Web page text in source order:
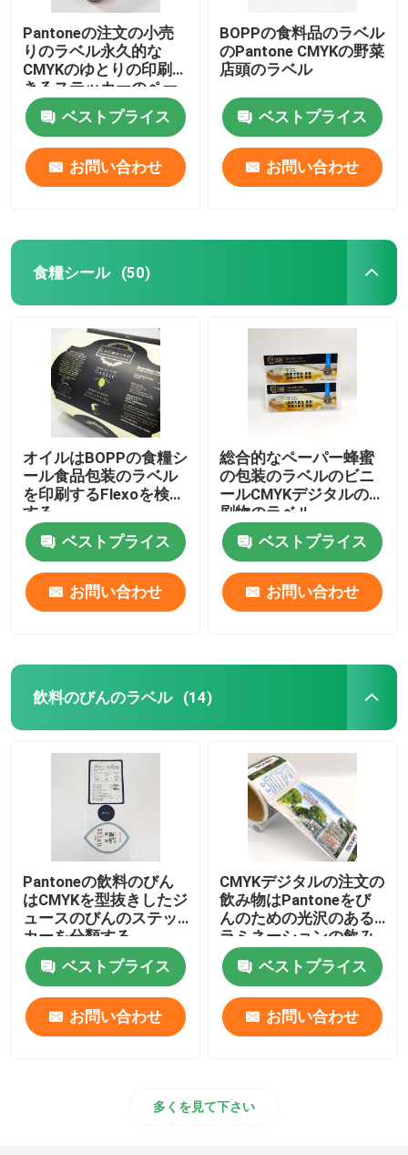
品質管理
私達に連絡しなさい
ニュース
シールのステッカー
包装のラベルのステッカー
注文の小売りのラベル
食糧シール
飲料のびんのラベル
防水化粧品のラベル
薬剤のラベルの印刷
化学製品のラベル
世帯の要素のラベル
警告表示のステッカー
反偽造のラベル
可変的なデータは印刷を分類する
3Dエポキシのステッカー
Pantoneの注文の小売
りのラベル永久的な
CMYKのゆとりの印刷で
きるステッカーのペー
パー
ベストプライス
お問い合わせ
BOPPの食料品のラベル
のPantone CMYKの野菜
店頭のラベル
ベストプライス
お問い合わせ
食糧シール (50)
オイルはBOPPの食糧シ
ール食品包装のラベル
を印刷するFlexoを検査
する
ベストプライス
お問い合わせ
総合的なペーパー蜂蜜
の包装のラベルのビニ
ールCMYKデジタルの印
刷物のラベル
ベストプライス
お問い合わせ
飲料のびんのラベル (14)
Pantoneの飲料のびん
はCMYKを型抜きしたジ
ュースのびんのステッ
カーを分類する
ベストプライス
お問い合わせ
CMYKデジタルの注文の
飲み物はPantoneをび
んのための光沢のある
ラミネーションの飲み
物のラベルと分類する
ベストプライス
お問い合わせ
多くを見て下さい